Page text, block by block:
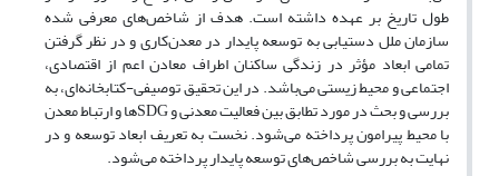
طول تاریخ بر عهده داشته است. هدف از شاخص‌های معرفی شده
سازمان ملل دستیابی به توسعه پایدار در معدن‌کاری و در نظر گرفتن
تمامی ابعاد مؤثر در زندگی ساکنان اطراف معادن اعم از اقتصادی،
اجتماعی و محیط زیستی می‌باشد. در این تحقیق توصیفی-کتابخانه‌ای، به
بررسی و بحث در مورد تطابق بین فعالیت معدنی و SDGها و ارتباط معدن
با محیط پیرامون پرداخته می‌شود. نخست به تعریف ابعاد توسعه و در
نهایت به بررسی شاخص‌های توسعه پایدار پرداخته می‌شود.